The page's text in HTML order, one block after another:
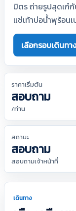
มิตร ถ่ายรูปสุดเก๋
แช่เท้าบ่อน้ำพุร้อน
เลือกรอบเดินทาง
ราคาเริ่มต้น
สอบถาม
/ท่าน
สถานะ
สอบถาม
สอบถามเจ้าหน้าที่
เดินทาง